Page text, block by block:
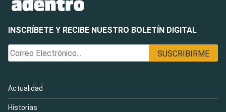
INSCRÍBETE Y RECIBE NUESTRO BOLETÍN DIGITAL
Actualidad
Historias